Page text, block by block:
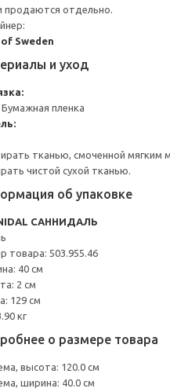
продаются отдельно.
of Sweden
и уход
пленка
тканью, смоченной
чистой сухой тканью.
об упаковке
САННИДАЛЬ
товара: 503.955.46
40 см
2 см
129 см
кг
о размере товара
высота: 120.0 см
ширина: 40.0 см